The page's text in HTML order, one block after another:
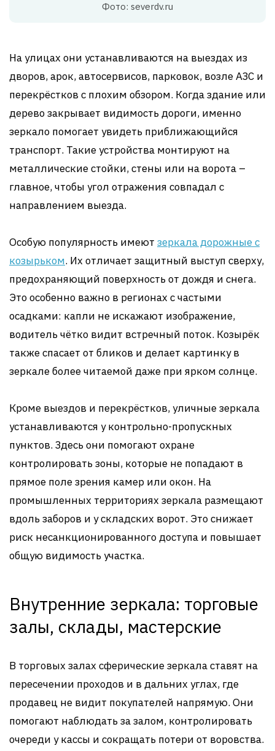
Фото: severdv.ru
На улицах они устанавливаются на выездах из
дворов, арок, автосервисов, парковок, возле АЗС и
перекрёстков с плохим обзором. Когда здание или
дерево закрывает видимость дороги, именно
зеркало помогает увидеть приближающийся
транспорт. Такие устройства монтируют на
металлические стойки, стены или на ворота –
главное, чтобы угол отражения совпадал с
направлением выезда.
Особую популярность имеют зеркала дорожные с
козырьком. Их отличает защитный выступ сверху,
предохраняющий поверхность от дождя и снега.
Это особенно важно в регионах с частыми
осадками: капли не искажают изображение,
водитель чётко видит встречный поток. Козырёк
также спасает от бликов и делает картинку в
зеркале более читаемой даже при ярком солнце.
Кроме выездов и перекрёстков, уличные зеркала
устанавливаются у контрольно-пропускных
пунктов. Здесь они помогают охране
контролировать зоны, которые не попадают в
прямое поле зрения камер или окон. На
промышленных территориях зеркала размещают
вдоль заборов и у складских ворот. Это снижает
риск несанкционированного доступа и повышает
общую видимость участка.
Внутренние зеркала: торговые
залы, склады, мастерские
В торговых залах сферические зеркала ставят на
пересечении проходов и в дальних углах, где
продавец не видит покупателей напрямую. Они
помогают наблюдать за залом, контролировать
очереди у кассы и сокращать потери от воровства.